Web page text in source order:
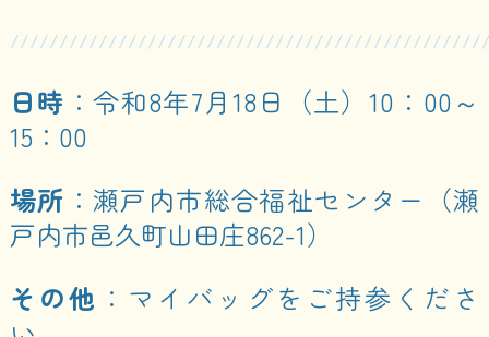
日時 ：令和8年7月18日（土）10：00～
15：00
場所 ：瀬戸内市総合福祉センター（瀬
戸内市邑久町山田庄862-1）
その他 ：マイバッグをご持参くださ